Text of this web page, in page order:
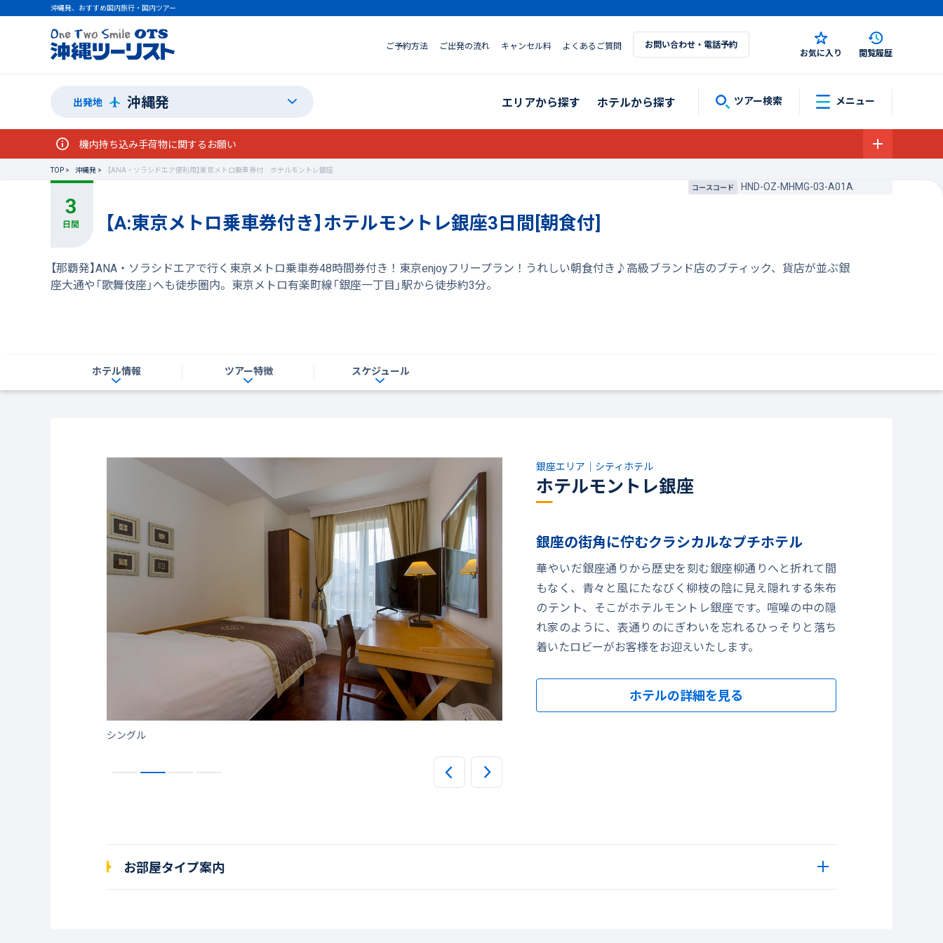
沖縄発、おすすめ国内旅行・国内ツアー
ご予約方法 ご出発の流れ キャンセル料 よくあるご質問 お問い合わせ・電話予約
お気に入り 閲覧履歴
出発地 沖縄発 エリアから探す ホテルから探す ツアー検索 メニュー
機内持ち込み手荷物に関するお願い
TOP 沖縄発
【ANA・ソラシドエア便利用】東京メトロ乗車券付 ホテルモントレ銀座
コースコード
HND-OZ-MHMG-03-A01A
【A:東京メトロ乗車券付き】ホテルモントレ銀座3日間[朝食付]
【那覇発】ANA・ソラシドエアで行く東京メトロ乗車券48時間券付き！東京enjoyフリープラン！うれしい朝食付き♪高級ブランド店のブティック、貨店が並ぶ銀
座大通や「歌舞伎座」へも徒歩圏内。東京メトロ有楽町線「銀座一丁目」駅から徒歩約3分。
ホテル情報 ツアー特徴 スケジュール
銀座エリア｜シティホテル
ホテルモントレ銀座
銀座の街角に佇むクラシカルなプチホテル
華やいだ銀座通りから歴史を刻む銀座柳通りへと折れて間
もなく、青々と風にたなびく柳枝の陰に見え隠れする朱布
のテント、そこがホテルモントレ銀座です。喧噪の中の隠
れ家のように、表通りのにぎわいを忘れるひっそりと落ち
着いたロビーがお客様をお迎えいたします。
ホテルの詳細を見る
シングル
お部屋タイプ案内